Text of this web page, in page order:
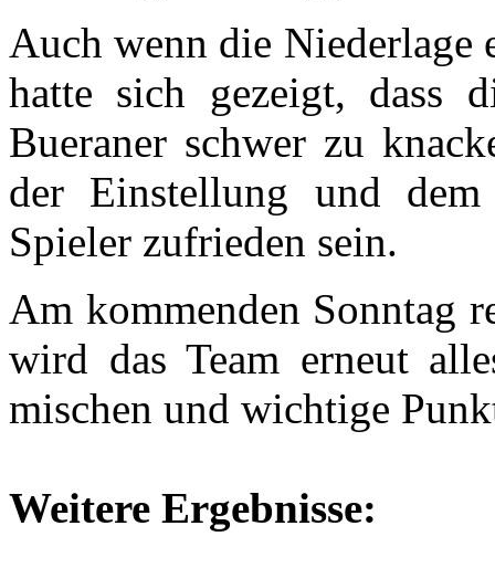
Auch wenn die
hatte sich gezeigt, dass
Bueraner schwer zu
der Einstellung und
Spieler zufrieden sein.
Am kommenden Sonntag
wird das Team erneut
mischen und wichtige
Weitere Ergebnisse: